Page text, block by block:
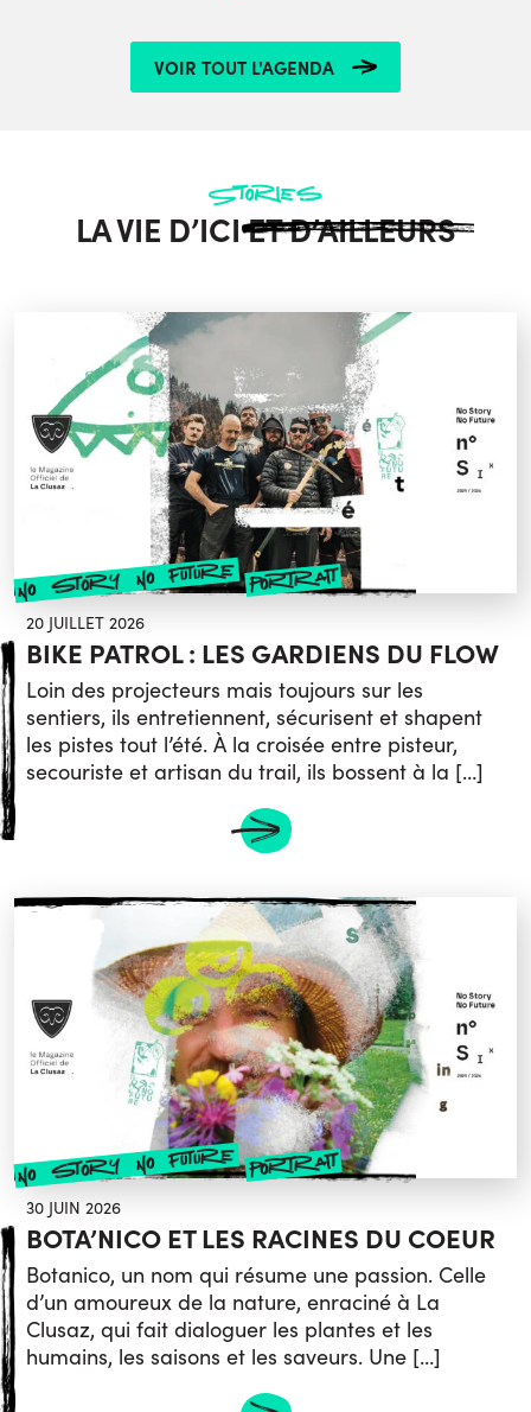
VOIR TOUT L'AGENDA
Stories
LA VIE D’ICIET D’AILLEURS
no story no future portrait
20 JUILLET 2026
BIKE PATROL : LES GARDIENS DU FLOW
Loin des projecteurs mais toujours sur les
sentiers, ils entretiennent, sécurisent et shapent
les pistes tout l’été. À la croisée entre pisteur,
secouriste et artisan du trail, ils bossent à la […]
no story no future portrait
30 JUIN 2026
BOTA’NICO ET LES RACINES DU COEUR
Botanico, un nom qui résume une passion. Celle
d’un amoureux de la nature, enraciné à La
Clusaz, qui fait dialoguer les plantes et les
humains, les saisons et les saveurs. Une […]